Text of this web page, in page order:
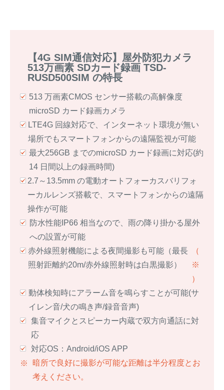
【4G SIM通信対応】屋外防犯カメラ
513万画素 SDカード録画 TSD-
RUSD500SIM の特長
513 万画素CMOS センサー搭載の高解像度
microSD カード録画カメラ
LTE4G 回線対応で、インターネット環境が無い
場所でもスマートフォンからの遠隔監視が可能
最大256GB までのmicroSD カード録画に対応(約
14 日間以上の録画時間)
2.7～13.5mm の電動オートフォーカスバリフォ
ーカルレンズ搭載で、スマートフォンからの遠隔
操作が可能
防水性能IP66 相当なので、雨の降り掛かる屋外
への設置が可能
赤外線照射機能による夜間撮影も可能（最⻑
照射距離約20m/赤外線照射時は白黒撮影）
（
※
）
動体検知時にアラーム音を鳴らすことが可能(サ
イレン音/犬の鳴き声/録音音声)
集音マイクとスピーカー内蔵で双方向通話に対
応
対応OS：Android/iOS APP
暗所で良好に撮影が可能な距離は半分程度とお
考えください。